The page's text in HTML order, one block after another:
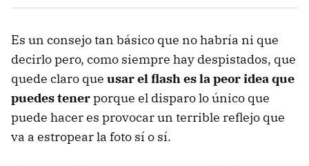
Es un consejo tan básico que no habría ni que
decirlo pero, como siempre hay despistados, que
quede claro que usar el flash es la peor idea que
puedes tenerporque el disparo lo único que
puede hacer es provocar un terrible reflejo que
va a estropear la foto sí o sí.